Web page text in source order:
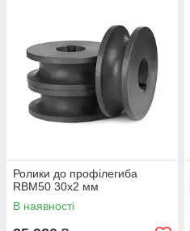
Ролики до профілегиба
RBM50 30х2 мм
В наявності